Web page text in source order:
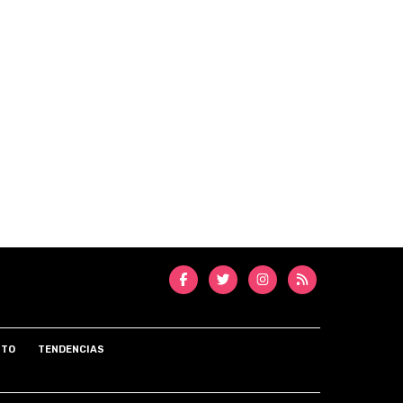
TENDENCIAS